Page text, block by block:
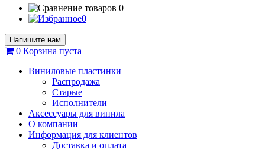
0
0
Напишите нам
0 Корзина пуста
Виниловые пластинки
Распродажа
Старые
Исполнители
Аксессуары для винила
О компании
Информация для клиентов
Доставка и оплата